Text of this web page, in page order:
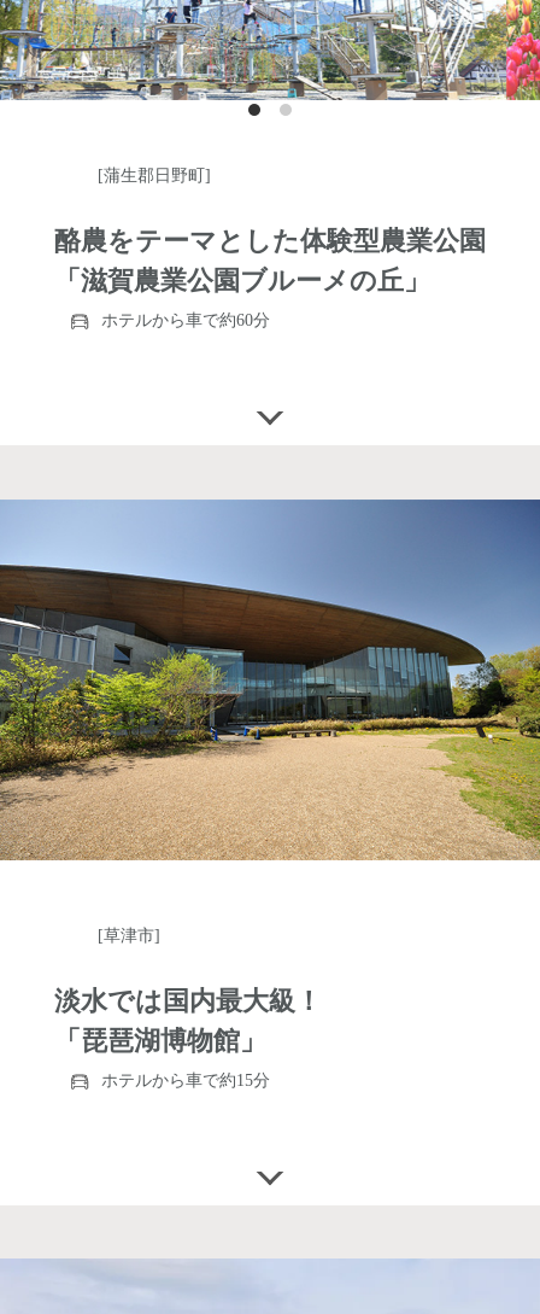
[蒲生郡日野町]
酪農をテーマとした体験型農業公園
「滋賀農業公園ブルーメの丘」
ホテルから車で約60分
https://www.blumenooka.jp/
[草津市]
淡水では国内最大級！
「琵琶湖博物館」
ホテルから車で約15分